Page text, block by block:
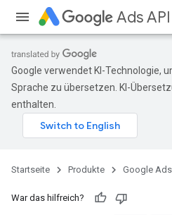
Ads API
Google verwendet KI-Technologie,
Sprache zu übersetzen. KI-
enthalten.
Startseite Produkte Google Ads
War das hilfreich?